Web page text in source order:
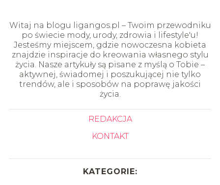
Witaj na blogu ligangos.pl – Twoim przewodniku
po świecie mody, urody, zdrowia i lifestyle'u!
Jesteśmy miejscem, gdzie nowoczesna kobieta
znajdzie inspiracje do kreowania własnego stylu
życia. Nasze artykuły są pisane z myślą o Tobie –
aktywnej, świadomej i poszukującej nie tylko
trendów, ale i sposobów na poprawę jakości
życia.
REDAKCJA
KONTAKT
KATEGORIE: